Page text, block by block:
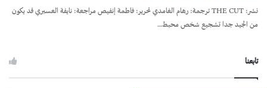
نشر: THE CUT ترجمة: رهام الغامدي تحرير: فاطمة إنفيص مراجعة: نايفة العسيري قد يكون
من الجيد جدا تشجيع شخص محبط…
تابعنا